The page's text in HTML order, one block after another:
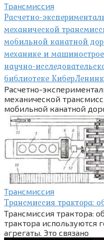
Трансмиссия
Расчетно-
механической
мобильной канатной
механике и
научно-
библиотеке
Расчетно-
механической
мобильной канатной
Трансмиссия
Трансмиссия трактора:
Трансмиссия трактора:
трактора используются
агрегаты. Это связано